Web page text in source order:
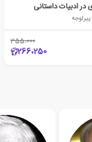
ادبیات داستانی
355،000
266،250